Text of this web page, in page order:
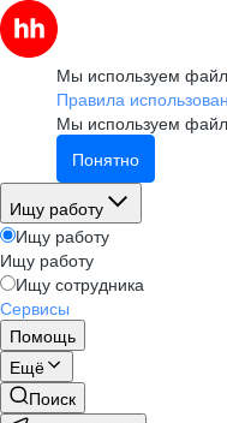
Мы используем
Правила
Мы используем
Понятно
Ищу работу
Ищу работу
Ищу работу
Ищу сотрудника
Сервисы
Помощь
Ещё
Поиск